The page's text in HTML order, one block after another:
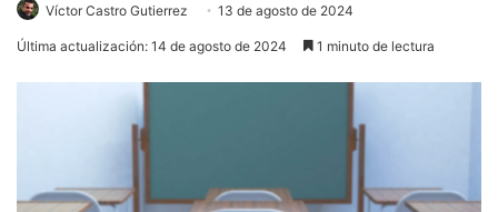
Víctor Castro Gutierrez 13 de agosto de 2024
Última actualización: 14 de agosto de 2024 1 minuto de lectura